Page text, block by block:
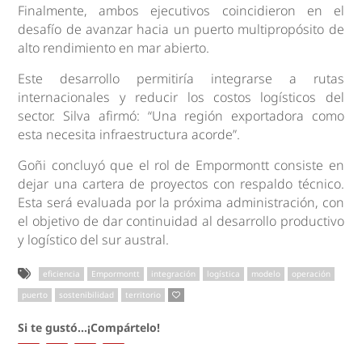
Finalmente, ambos ejecutivos coincidieron en el
desafío de avanzar hacia un puerto multipropósito de
alto rendimiento en mar abierto.
Este desarrollo permitiría integrarse a rutas
internacionales y reducir los costos logísticos del
sector. Silva afirmó: “Una región exportadora como
esta necesita infraestructura acorde”.
Goñi concluyó que el rol de Empormontt consiste en
dejar una cartera de proyectos con respaldo técnico.
Esta será evaluada por la próxima administración, con
el objetivo de dar continuidad al desarrollo productivo
y logístico del sur austral.
eficiencia Empormontt integración logística modelo
operación
puerto
sostenibilidad territorio
Si te gustó...¡Compártelo!